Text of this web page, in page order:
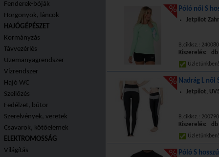
Fenderek-bóják
Horgonyok, láncok
HAJÓGÉPÉSZET
Kormányzás
Távvezérlés
Üzemanyagrendszer
Vízrendszer
Hajó WC
Szellőzés
Fedélzet, bútor
Szerelvények, veretek
Csavarok, kötőelemek
ELEKTROMOSSÁG
Világítás
Póló női S
Jetpilot
B.cikksz.:
Kiszerelés: db
Nadrág L női
Jetpilot,
B.cikksz.:
Kiszerelés: db
Póló S